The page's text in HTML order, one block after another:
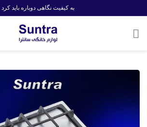
to
content
به کیفیت نگاهی دوباره باید کرد